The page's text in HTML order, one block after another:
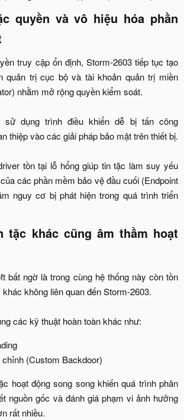
quyền và vô hiệu hóa phần
truy cập ổn định, Storm-2603 tiếp tục tạo
quản trị cục bộ và tài khoản quản trị miền
nhằm mở rộng quyền kiểm soát.
sử dụng trình điều khiển dễ bị tấn công
thiệp vào các giải pháp bảo mật trên thiết bị.
tồn tại lỗ hổng giúp tin tặc làm suy yếu
các phần mềm bảo vệ đầu cuối (Endpoint
nguy cơ bị phát hiện trong quá trình triển
tặc khác cũng âm thầm hoạt
bất ngờ là trong cùng hệ thống này còn tồn
không liên quan đến Storm-2603.
các kỹ thuật hoàn toàn khác như:​
(Custom Backdoor)​
hoạt động song song khiến quá trình phân
nguồn gốc và đánh giá phạm vi ảnh hưởng
rất nhiều.